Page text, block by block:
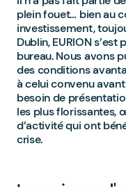
plein fouet… bien au
investissement,
Dublin, EURION
bureau. Nous avons
des conditions
à celui convenu
besoin de
les plus florissantes,
d’activité qui ont
crise.